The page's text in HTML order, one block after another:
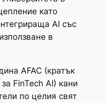
като
AI със
в
AFAC (кратък
FinTech AI) кани
по целия свят